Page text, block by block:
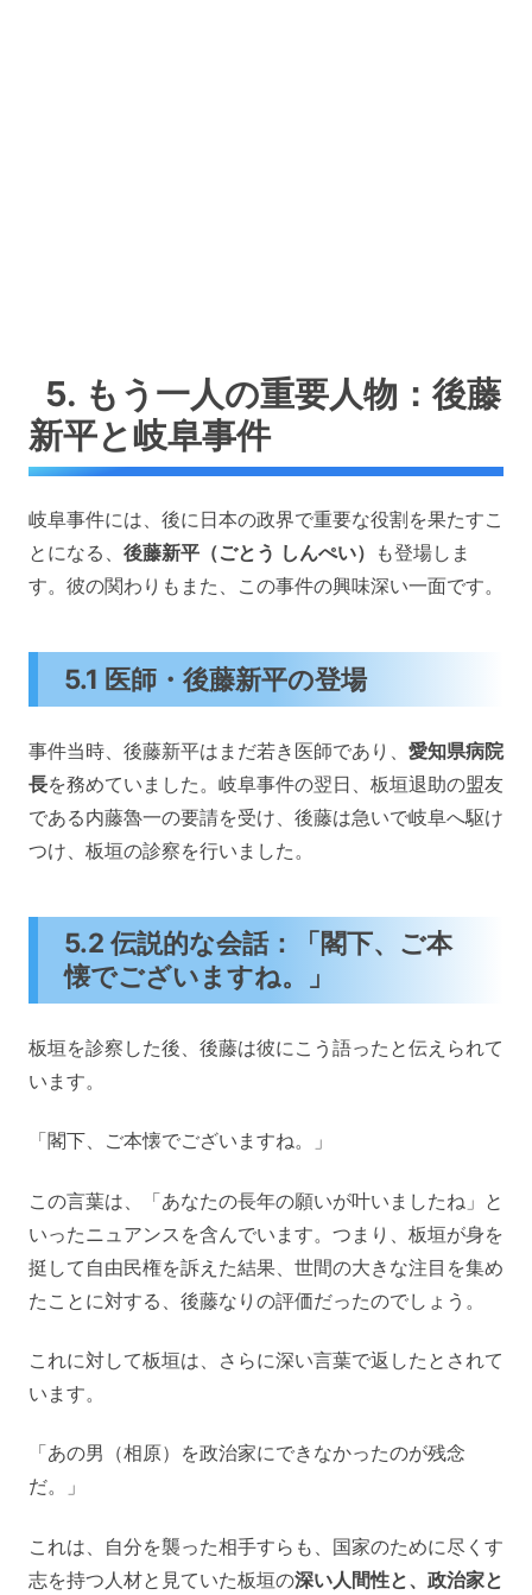
5. もう一人の重要人物：後藤
新平と岐阜事件
岐阜事件には、後に日本の政界で重要な役割を果たすこ
とになる、 後藤新平（ごとう しんぺい） も登場しま
す。彼の関わりもまた、この事件の興味深い一面です。
5.1 医師・後藤新平の登場
事件当時、後藤新平はまだ若き医師であり、 愛知県病院
長を務めていました。岐阜事件の翌日、板垣退助の盟友
である内藤魯一の要請を受け、後藤は急いで岐阜へ駆け
つけ、板垣の診察を行いました。
5.2 伝説的な会話：「閣下、ご本
懐でございますね。」
板垣を診察した後、後藤は彼にこう語ったと伝えられて
います。
「閣下、ご本懐でございますね。」
この言葉は、「あなたの長年の願いが叶いましたね」と
いったニュアンスを含んでいます。つまり、板垣が身を
挺して自由民権を訴えた結果、世間の大きな注目を集め
たことに対する、後藤なりの評価だったのでしょう。
これに対して板垣は、さらに深い言葉で返したとされて
います。
「あの男（相原）を政治家にできなかったのが残念
だ。」
これは、自分を襲った相手すらも、国家のために尽くす
志を持つ人材と見ていた板垣の深い人間性と、政治家と